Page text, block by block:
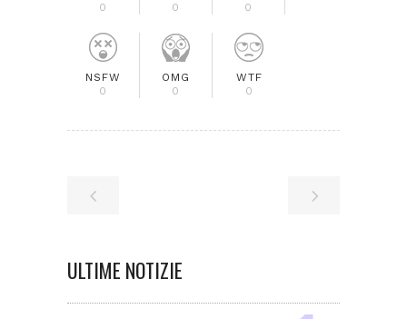
0
0
0
NSFW
0
OMG
0
WTF
0
ULTIME NOTIZIE